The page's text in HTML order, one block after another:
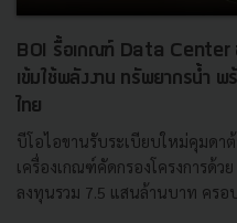
BOI รื้อเกณฑ์ Data Center
เข้มใช้พลังงาน ทรัพยากรน้ำ พ
ไทย
บีโอไอขานรับระเบียบใหม่คุมดา
เครื่องเกณฑ์คัดกรองโครงการด้ว
ลงทุนรวม 7.5 แสนล้านบาท คร